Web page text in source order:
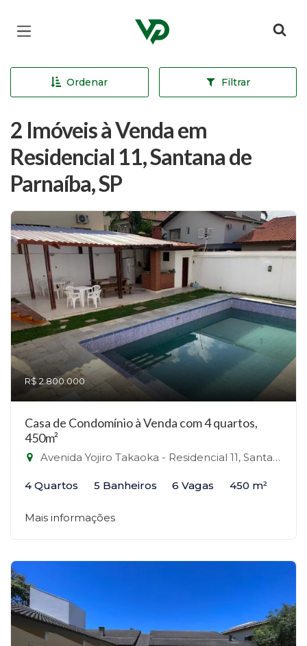
Página inicial
Ordenar Filtrar
2 Imóveis à Venda em
Residencial 11, Santana de
Parnaíba, SP
R$ 2.800.000
Casa de Condomínio à Venda com 4 quartos,
450m²
Avenida Yojiro Takaoka - Residencial 11, Santana de Parnaíba-SP
4 Quartos 5 Banheiros 6 Vagas 450 m²
Mais informações